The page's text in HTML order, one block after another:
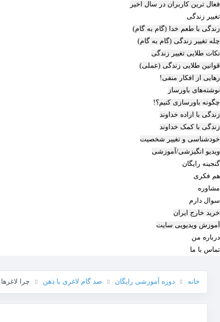
فعال ترین کاربران در سال اخیر
تغییر زندگی
زندگی با طعم خدا (گام به گام)
چله تغییر زندگی (گام به گام)
نکات طلایی تغییر زندگی
قوانین طلایی زندگی (عملی)
رهایی از افکار منفی!
نوشته‌های باورساز
چگونه باورسازی کنیم؟!
زندگی با اراده خداوند
زندگی با کمک خداوند
خودشناسی و تغییر شخصیت
ویدیو انگیزشی/آموزشی
گنجینه رایگان
هم‌ فکری
مشاوره
سوال دارم
خرید خارج ایران
آموزش ویدیویی سایت
درباره من
تماس با ما
خانه دوره آموزشی رایگان صد گام لاغری با ذهن چرا